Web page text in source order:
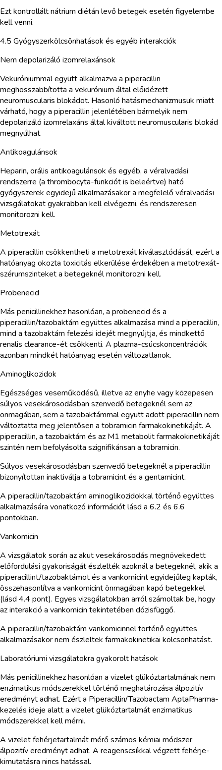
Ezt kontrollált nátrium diétán levő betegek esetén figyelembe
kell venni.
4.5 Gyógyszerkölcsönhatások és egyéb interakciók
Nem depolarizáló izomrelaxánsok
Vekuróniummal együtt alkalmazva a piperacillin
meghosszabbította a vekurónium által előidézett
neuromuscularis blokádot. Hasonló hatásmechanizmusuk miatt
várható, hogy a piperacillin jelenlétében bármelyik nem
depolarizáló izomrelaxáns által kiváltott neuromuscularis blokád
megnyúlhat.
Antikoagulánsok
Heparin, orális antikoagulánsok és egyéb, a véralvadási
rendszerre (a thrombocyta-funkciót is beleértve) ható
gyógyszerek egyidejű alkalmazásakor a megfelelő véralvadási
vizsgálatokat gyakrabban kell elvégezni, és rendszeresen
monitorozni kell.
Metotrexát
A piperacillin csökkentheti a metotrexát kiválasztódását, ezért a
hatóanyag okozta toxicitás elkerülése érdekében a metotrexát-
szérumszinteket a betegeknél monitorozni kell.
Probenecid
Más penicillinekhez hasonlóan, a probenecid és a
piperacillin/tazobaktám együttes alkalmazása mind a piperacillin,
mind a tazobaktám felezési idejét megnyújtja, és mindkettő
renalis clearance-ét csökkenti. A plazma-csúcskoncentrációk
azonban mindkét hatóanyag esetén változatlanok.
Aminoglikozidok
Egészséges veseműködésű, illetve az enyhe vagy közepesen
súlyos vesekárosodásban szenvedő betegeknél sem az
önmagában, sem a tazobaktámmal együtt adott piperacillin nem
változtatta meg jelentősen a tobramicin farmakokinetikáját. A
piperacillin, a tazobaktám és az M1 metabolit farmakokinetikáját
szintén nem befolyásolta szignifikánsan a tobramicin.
Súlyos vesekárosodásban szenvedő betegeknél a piperacillin
bizonyítottan inaktiválja a tobramicint és a gentamicint.
A piperacillin/tazobaktám aminoglikozidokkal történő együttes
alkalmazására vonatkozó információt lásd a 6.2 és 6.6
pontokban.
Vankomicin
A vizsgálatok során az akut vesekárosodás megnövekedett
előfordulási gyakoriságát észlelték azoknál a betegeknél, akik a
piperacillint/tazobaktámot és a vankomicint egyidejűleg kapták,
összehasonlítva a vankomicint önmagában kapó betegekkel
(lásd 4.4 pont). Egyes vizsgálatokban arról számoltak be, hogy
az interakció a vankomicin tekintetében dózisfüggő.
A piperacillin/tazobaktám vankomicinnel történő együttes
alkalmazásakor nem észleltek farmakokinetikai kölcsönhatást.
Laboratóriumi vizsgálatokra gyakorolt hatások
Más penicillinekhez hasonlóan a vizelet glükóztartalmának nem
enzimatikus módszerekkel történő meghatározása álpozitív
eredményt adhat. Ezért a Piperacillin/Tazobactam AptaPharma-
kezelés ideje alatt a vizelet glükóztartalmát enzimatikus
módszerekkel kell mérni.
A vizelet fehérjetartalmát mérő számos kémiai módszer
álpozitív eredményt adhat. A reagenscsíkkal végzett fehérje-
kimutatásra nincs hatással.